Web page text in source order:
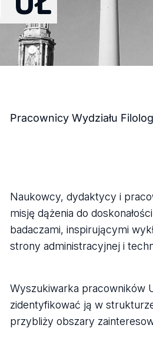
Wyniki
dla
hasła
PracownicyWydziału
Naukowcy, dydaktycy i
misję dążenia do
badaczami, inspirującymi
strony administracyjnej i
Wyszukiwarka pracowników
zidentyfikować ją w
przybliży obszary